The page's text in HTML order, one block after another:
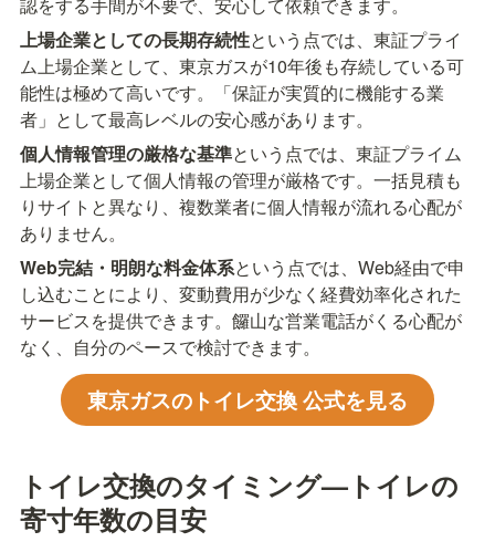
認をする手間が不要で、安心して依頼できます。
上場企業としての長期存続性という点では、東証プライ
ム上場企業として、東京ガスが10年後も存続している可
能性は極めて高いです。「保証が実質的に機能する業
者」として最高レベルの安心感があります。
個人情報管理の厳格な基準という点では、東証プライム
上場企業として個人情報の管理が厳格です。一括見積も
りサイトと異なり、複数業者に個人情報が流れる心配が
ありません。
Web完結・明朗な料金体系という点では、Web経由で申
し込むことにより、変動費用が少なく経費効率化された
サービスを提供できます。饠山な営業電話がくる心配が
なく、自分のペースで検討できます。
東京ガスのトイレ交換 公式を見る
トイレ交換のタイミング—トイレの
寄寸年数の目安